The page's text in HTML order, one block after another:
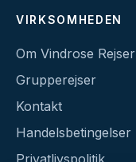
VIRKSOMHEDEN
Om Vindrose Rejser
Grupperejser
Kontakt
Handelsbetingelser
Privatlivspolitik